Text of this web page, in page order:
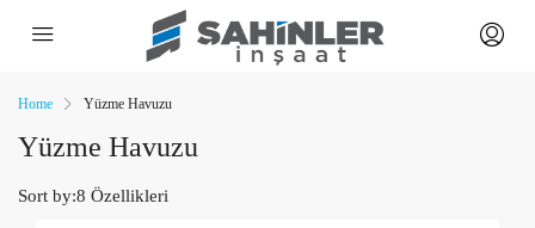
Home Yüzme Havuzu
Yüzme Havuzu
8 Özellikleri
Sort by: